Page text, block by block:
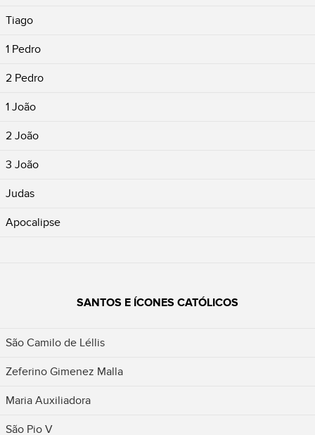
Tiago
1 Pedro
2 Pedro
1 João
2 João
3 João
Judas
Apocalipse
SANTOS E ÍCONES CATÓLICOS
São Camilo de Léllis
Zeferino Gimenez Malla
Maria Auxiliadora
São Pio V